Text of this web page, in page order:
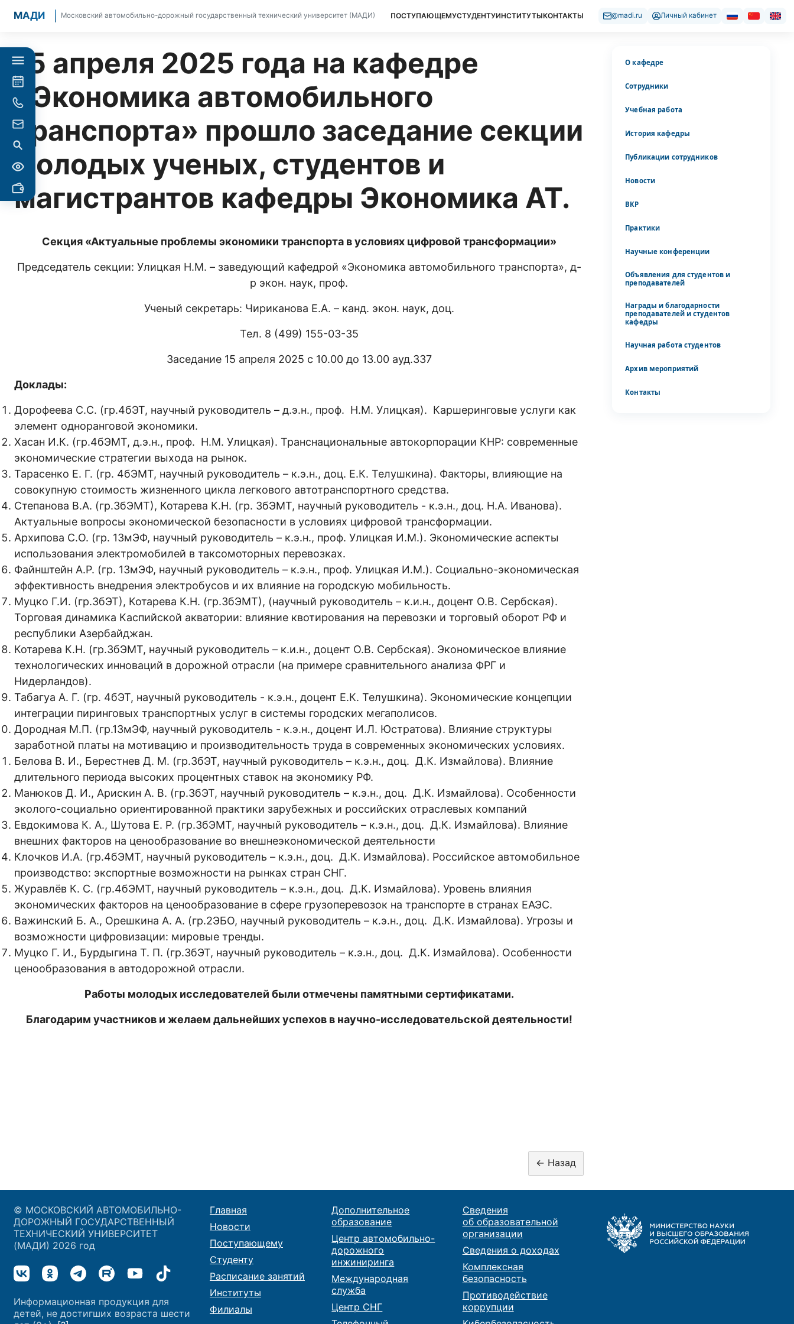
МАДИ Московский автомобильно-дорожный государственный технический университет (МАДИ) ПОСТУПАЮЩЕМУСТУДЕНТУИНСТИТУТЫКОНТАКТЫ @madi.ru Личный кабинет
15 апреля 2025 года на кафедре
«Экономика автомобильного
транспорта» прошло заседание секции
молодых ученых, студентов и
магистрантов кафедры Экономика АТ.
Секция «Актуальные проблемы экономики транспорта в условиях цифровой трансформации»
Председатель секции: Улицкая Н.М. – заведующий кафедрой «Экономика автомобильного транспорта», д-
р экон. наук, проф.
Ученый секретарь: Чириканова Е.А. – канд. экон. наук, доц.
Тел. 8 (499) 155-03-35
Заседание 15 апреля 2025 с 10.00 до 13.00 ауд.337
Доклады:
Дорофеева С.С. (гр.4бЭТ, научный руководитель – д.э.н., проф. Н.М. Улицкая). Каршеринговые услуги как
элемент одноранговой экономики.
Хасан И.К. (гр.4бЭМТ, д.э.н., проф. Н.М. Улицкая). Транснациональные автокорпорации КНР: современные
экономические стратегии выхода на рынок.
Тарасенко Е. Г. (гр. 4бЭМТ, научный руководитель – к.э.н., доц. Е.К. Телушкина). Факторы, влияющие на
совокупную стоимость жизненного цикла легкового автотранспортного средства.
Степанова В.А. (гр.3бЭМТ), Котарева К.Н. (гр. 3бЭМТ, научный руководитель - к.э.н., доц. Н.А. Иванова).
Актуальные вопросы экономической безопасности в условиях цифровой трансформации.
Архипова С.О. (гр. 1ЗмЭФ, научный руководитель – к.э.н., проф. Улицкая И.М.). Экономические аспекты
использования электромобилей в таксомоторных перевозках.
Файнштейн А.Р. (гр. 1ЗмЭФ, научный руководитель – к.э.н., проф. Улицкая И.М.). Социально-экономическая
эффективность внедрения электробусов и их влияние на городскую мобильность.
Муцко Г.И. (гр.3бЭТ), Котарева К.Н. (гр.3бЭМТ), (научный руководитель – к.и.н., доцент О.В. Сербская).
Торговая динамика Каспийской акватории: влияние квотирования на перевозки и торговый оборот РФ и
республики Азербайджан.
Котарева К.Н. (гр.3бЭМТ, научный руководитель – к.и.н., доцент О.В. Сербская). Экономическое влияние
технологических инноваций в дорожной отрасли (на примере сравнительного анализа ФРГ и
Нидерландов).
Табагуа А. Г. (гр. 4бЭТ, научный руководитель - к.э.н., доцент Е.К. Телушкина). Экономические концепции
интеграции пиринговых транспортных услуг в системы городских мегаполисов.
Дородная М.П. (гр.1ЗмЭФ, научный руководитель - к.э.н., доцент И.Л. Юстратова). Влияние структуры
заработной платы на мотивацию и производительность труда в современных экономических условиях.
Белова В. И., Берестнев Д. М. (гр.3бЭТ, научный руководитель – к.э.н., доц. Д.К. Измайлова). Влияние
длительного периода высоких процентных ставок на экономику РФ.
Манюков Д. И., Арискин А. В. (гр.3бЭТ, научный руководитель – к.э.н., доц. Д.К. Измайлова). Особенности
эколого-социально ориентированной практики зарубежных и российских отраслевых компаний
Евдокимова К. А., Шутова Е. Р. (гр.3бЭМТ, научный руководитель – к.э.н., доц. Д.К. Измайлова). Влияние
внешних факторов на ценообразование во внешнеэкономической деятельности
Клочков И.А. (гр.4бЭМТ, научный руководитель – к.э.н., доц. Д.К. Измайлова). Российское автомобильное
производство: экспортные возможности на рынках стран СНГ.
Журавлёв К. С. (гр.4бЭМТ, научный руководитель – к.э.н., доц. Д.К. Измайлова). Уровень влияния
экономических факторов на ценообразование в сфере грузоперевозок на транспорте в странах ЕАЭС.
Важинский Б. А., Орешкина А. А. (гр.2ЭБО, научный руководитель – к.э.н., доц. Д.К. Измайлова). Угрозы и
возможности цифровизации: мировые тренды.
Муцко Г. И., Бурдыгина Т. П. (гр.3бЭТ, научный руководитель – к.э.н., доц. Д.К. Измайлова). Особенности
ценообразования в автодорожной отрасли.
Работы молодых исследователей были отмечены памятными сертификатами.
Благодарим участников и желаем дальнейших успехов в научно-исследовательской деятельности!
О кафедре
Сотрудники
Учебная работа
История кафедры
Публикации сотрудников
Новости
ВКР
Практики
Научные конференции
Объявления для студентов и
преподавателей
Награды и благодарности
преподавателей и студентов
кафедры
Научная работа студентов
Архив мероприятий
Контакты
© МОСКОВСКИЙ АВТОМОБИЛЬНО-
ДОРОЖНЫЙ ГОСУДАРСТВЕННЫЙ
ТЕХНИЧЕСКИЙ УНИВЕРСИТЕТ
(МАДИ) 2026 год
Информационная продукция для
детей, не достигших возраста шести
Главная
Новости
Поступающему
Студенту
Расписание занятий
Институты
Филиалы
Дополнительное
образование
Центр автомобильно-
дорожного
инжиниринга
Международная
служба
Центр СНГ
Сведения
об образовательной
организации
Сведения о доходах
Комплексная
безопасность
Противодействие
коррупции